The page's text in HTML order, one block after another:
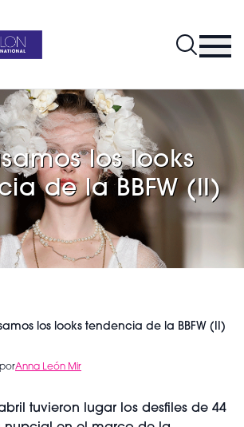
los looks
de la BBFW (II)
los looks tendencia de la BBFW (II)
porAnna León Mir
tuvieron lugar los desfiles de 44